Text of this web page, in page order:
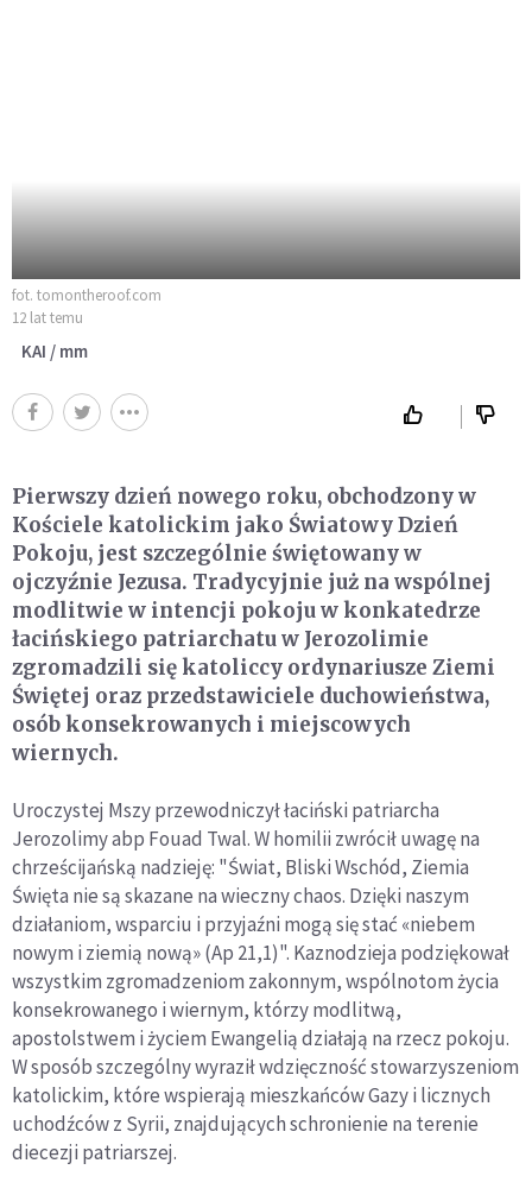
fot. tomontheroof.com
12 lat temu
KAI / mm
Pierwszy dzień nowego roku, obchodzony w
Kościele katolickim jako Światowy Dzień
Pokoju, jest szczególnie świętowany w
ojczyźnie Jezusa. Tradycyjnie już na wspólnej
modlitwie w intencji pokoju w konkatedrze
łacińskiego patriarchatu w Jerozolimie
zgromadzili się katoliccy ordynariusze Ziemi
Świętej oraz przedstawiciele duchowieństwa,
osób konsekrowanych i miejscowych
wiernych.
Uroczystej Mszy przewodniczył łaciński patriarcha
Jerozolimy abp Fouad Twal. W homilii zwrócił uwagę na
chrześcijańską nadzieję: "Świat, Bliski Wschód, Ziemia
Święta nie są skazane na wieczny chaos. Dzięki naszym
działaniom, wsparciu i przyjaźni mogą się stać «niebem
nowym i ziemią nową» (Ap 21,1)". Kaznodzieja podziękował
wszystkim zgromadzeniom zakonnym, wspólnotom życia
konsekrowanego i wiernym, którzy modlitwą,
apostolstwem i życiem Ewangelią działają na rzecz pokoju.
W sposób szczególny wyraził wdzięczność stowarzyszeniom
katolickim, które wspierają mieszkańców Gazy i licznych
uchodźców z Syrii, znajdujących schronienie na terenie
diecezji patriarszej.